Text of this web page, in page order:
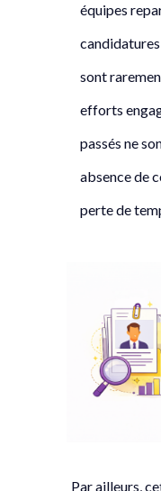
équipes
sont
efforts
passés ne
absence de
perte de
Par ailleurs,